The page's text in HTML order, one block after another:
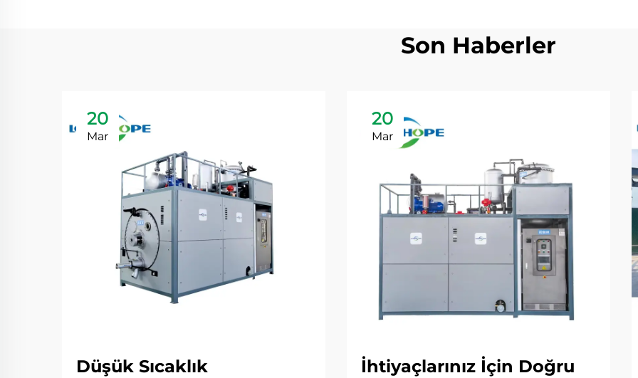
Son Haberler
20
Mar
Düşük Sıcaklık
20
Mar
İhtiyaçlarınız İçin Doğru